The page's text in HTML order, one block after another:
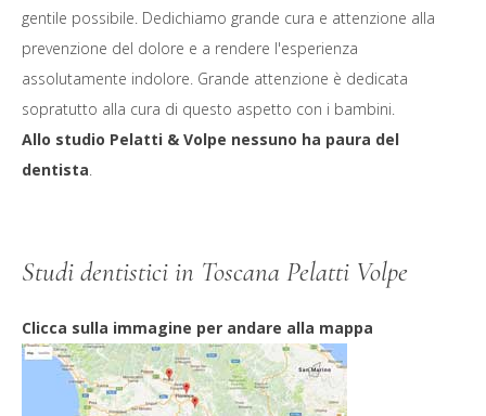
gentile possibile. Dedichiamo grande cura e attenzione alla
prevenzione del dolore e a rendere l'esperienza
assolutamente indolore. Grande attenzione è dedicata
sopratutto alla cura di questo aspetto con i bambini.
Allo studio Pelatti & Volpe nessuno ha paura del
dentista.
Studi dentistici in Toscana Pelatti Volpe
Clicca sulla immagine per andare alla mappa